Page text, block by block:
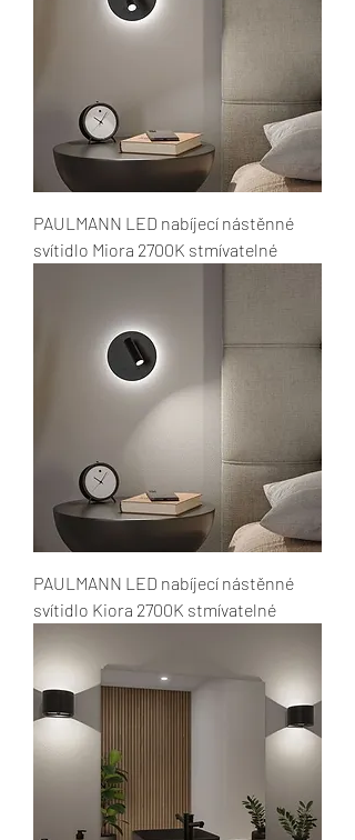
PAULMANN LED nabíjecí nástěnné
svítidlo Miora 2700K stmívatelné
PAULMANN LED nabíjecí nástěnné
svítidlo Kiora 2700K stmívatelné